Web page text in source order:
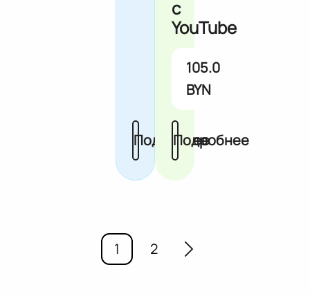
Подробнее
с
YouTube
105.0
BYN
Подробнее
1 2